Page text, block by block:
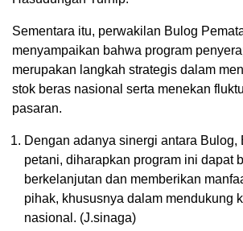
Sementara itu, perwakilan Bulog
menyampaikan bahwa program
merupakan langkah strategis dalam
stok beras nasional serta menekan
pasaran.
Dengan adanya sinergi antara Bulog,
petani, diharapkan program ini dapat
berkelanjutan dan memberikan
pihak, khususnya dalam mendukung
nasional. (J.sinaga)